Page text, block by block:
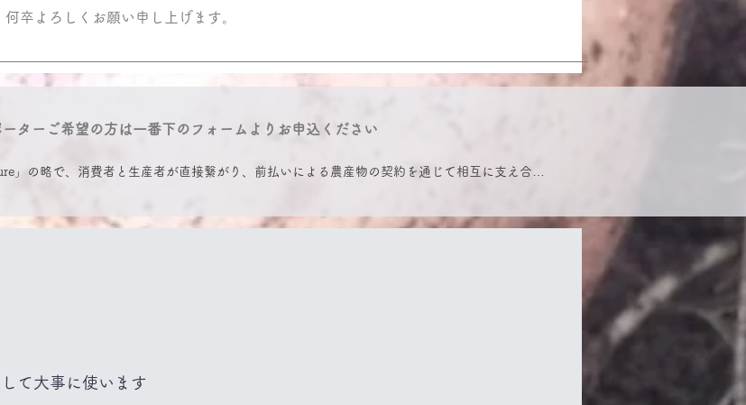
卒よろしくお願い申し上げます。
ターご希望の方は一番下のフォームよりお申込ください
の略で、消費者と生産者が直接繋がり、前払いによる農産物の契約を通じて相互に支え合う
への知識も増えるというメリットもあります。その他、天候不順や規格外の野菜の売れ残りな
て大事に使います